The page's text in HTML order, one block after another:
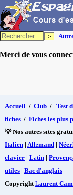
Merci de vous
Accueil / Club / Test
fiches / Fiches les plus
💡 Nos autres sites
Italien | Allemand |
clavier | Latin |
utiles | Bac d'anglais
CopyrightLaurent